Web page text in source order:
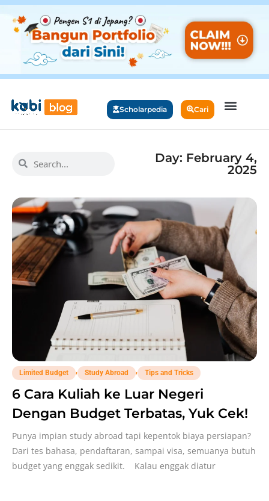
Scholarpedia Cari
Day: February 4,
2025
Limited Budget Study Abroad Tips and Tricks
6 Cara Kuliah ke Luar Negeri
Dengan Budget Terbatas, Yuk Cek!
Punya impian study abroad tapi kepentok biaya persiapan?
Dari tes bahasa, pendaftaran, sampai visa, semuanya butuh
budget yang enggak sedikit. Kalau enggak diatur